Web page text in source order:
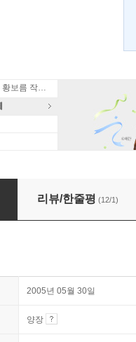
뮤지컬 〈휴남동 서점〉X 황보름 작가 북토크
리뷰/한줄평 (12/1)
2005년 05월 30일
양장